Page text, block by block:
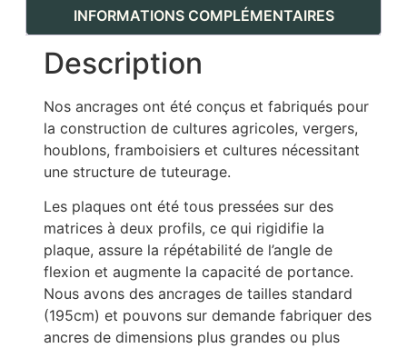
INFORMATIONS COMPLÉMENTAIRES
Description
Nos ancrages ont été conçus et fabriqués pour
la construction de cultures agricoles, vergers,
houblons, framboisiers et cultures nécessitant
une structure de tuteurage.
Les plaques ont été tous pressées sur des
matrices à deux profils, ce qui rigidifie la
plaque, assure la répétabilité de l’angle de
flexion et augmente la capacité de portance.
Nous avons des ancrages de tailles standard
(195cm) et pouvons sur demande fabriquer des
ancres de dimensions plus grandes ou plus